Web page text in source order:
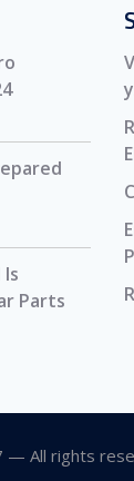
Parts
— All rights